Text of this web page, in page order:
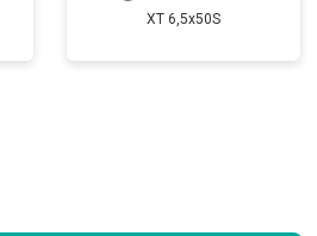
XT 6,5x50S